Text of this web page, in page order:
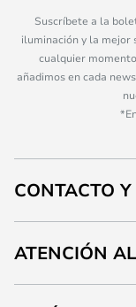
Suscríbete a la
iluminación y la mejor
cualquier
añadimos en cada
CONTACTO
ATENCIÓN